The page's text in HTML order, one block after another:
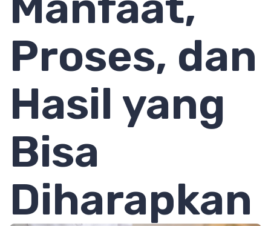
Proses, dan
Hasil yang
Bisa
Diharapkan